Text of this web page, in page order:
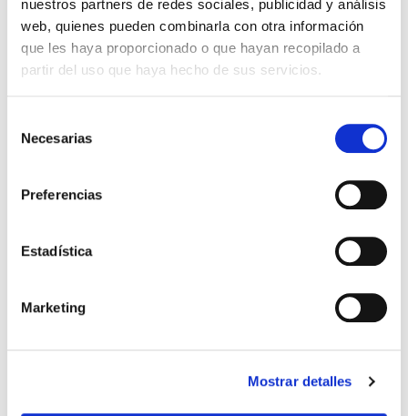
nuestros partners de redes sociales, publicidad y análisis
web, quienes pueden combinarla con otra información
que les haya proporcionado o que hayan recopilado a
partir del uso que haya hecho de sus servicios.
Necesarias
Preferencias
Estadística
Marketing
Mostrar detalles
*Ver condiciones de envío
Cantidad
Importante:
en pedidos de + 30€
producto, también